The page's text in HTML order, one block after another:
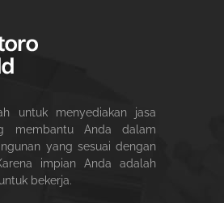
untuk menyediakan jasa
membantu Anda dalam
yang sesuai dengan
impian Anda adalah
bekerja.